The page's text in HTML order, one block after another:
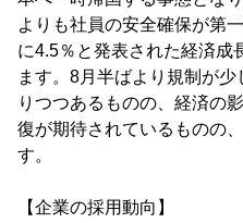
よりも社員の安全確保が第
に4.5％と発表された経済成
ます。8月半ばより規制が
りつつあるものの、経済の
復が期待されているものの
す。
【企業の採用動向】